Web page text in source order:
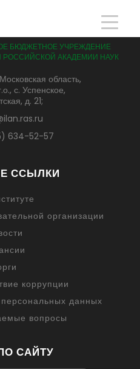
БЮДЖЕТНОЕ УЧРЕЖДЕНИЕ
РОССИЙСКОЙ АКАДЕМИИ НАУК
область,
с. Успенское,
д. 21;
634-52-57
ССЫЛКИ
организации
коррупции
данных
вопросы
САЙТУ